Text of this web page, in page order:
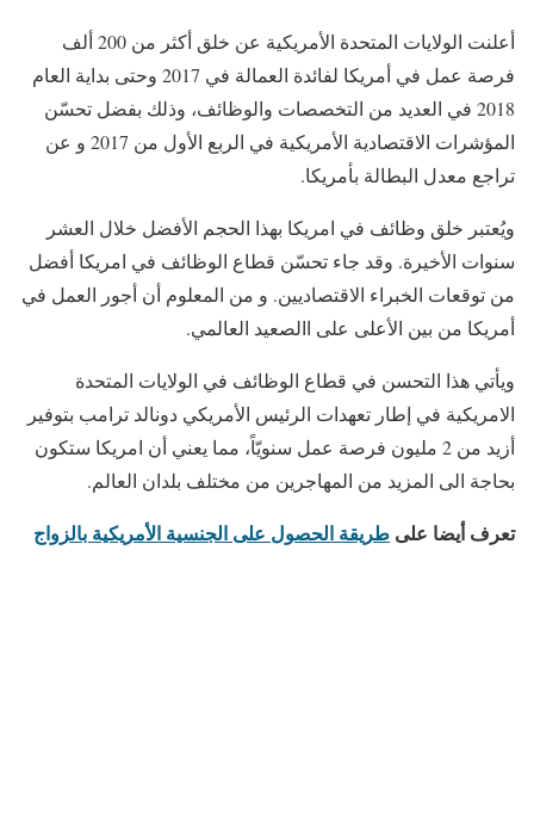
أعلنت الولايات المتحدة الأمريكية عن خلق أكثر من 200 ألف
فرصة عمل في أمريكا لفائدة العمالة في 2017 وحتى بداية العام
2018 في العديد من التخصصات والوظائف، وذلك بفضل تحسّن
المؤشرات الاقتصادية الأمريكية في الربع الأول من 2017 و عن
تراجع معدل البطالة بأمريكا.
ويُعتبر خلق وظائف في امريكا بهذا الحجم الأفضل خلال العشر
سنوات الأخيرة. وقد جاء تحسّن قطاع الوظائف في امريكا أفضل
من توقعات الخبراء الاقتصاديين. و من المعلوم أن أجور العمل في
أمريكا من بين الأعلى على االصعيد العالمي.
ويأتي هذا التحسن في قطاع الوظائف في الولايات المتحدة
الامريكية في إطار تعهدات الرئيس الأمريكي دونالد ترامب بتوفير
أزيد من 2 مليون فرصة عمل سنويّاً، مما يعني أن امريكا ستكون
بحاجة الى المزيد من المهاجرين من مختلف بلدان العالم.
تعرف أيضا على طريقة الحصول على الجنسية الأمريكية بالزواج